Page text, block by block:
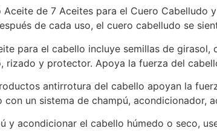
de 7 Aceites para el Cuero
de cada uso, el cuero cabelludo se
para el cabello incluye semillas de
y protector. Apoya la fuerza del
antirrotura del cabello apoyan la
un sistema de champú,
y acondicionar el cabello húmedo o seco,